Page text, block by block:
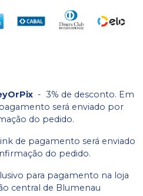
- 3% de desconto. Em
será enviado por
do pedido.
de pagamento será enviado
do pedido.
para pagamento na loja
central de Blumenau